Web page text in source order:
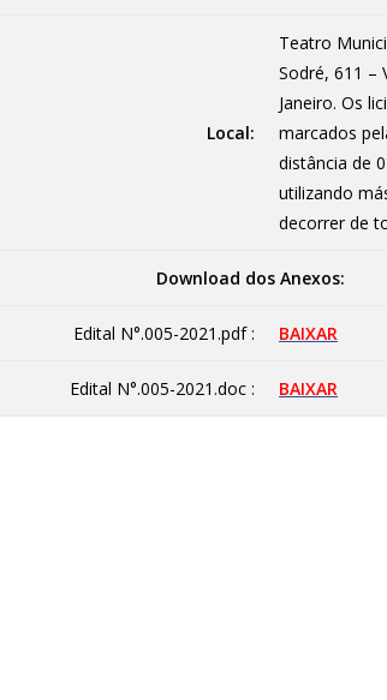
Local:
Teatro
Sodré, 611 –
Janeiro. Os
marcados
distância de
utilizando
decorrer de
Download dos Anexos:
Edital N°.005-2021.pdf : BAIXAR
Edital N°.005-2021.doc : BAIXAR